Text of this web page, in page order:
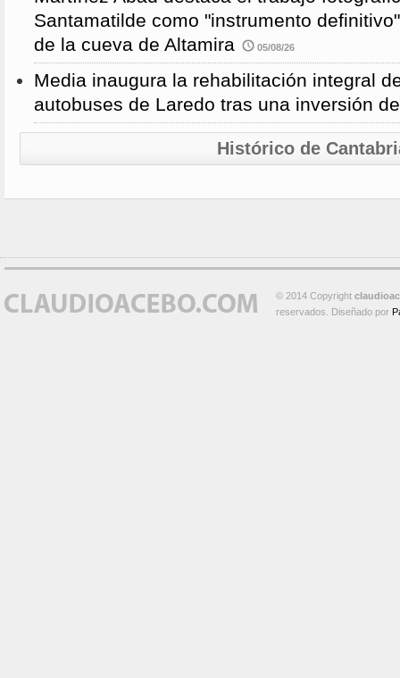
Santamatilde como "instrumento
de la cueva de Altamira
05/08/26
Media inaugura la rehabilitación integral
autobuses de Laredo tras una inversión
Histórico de
© 2014 Copyright
reservados. Diseñado por